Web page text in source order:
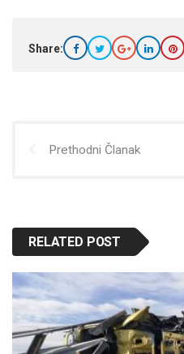
Share:
Prethodni Članak
RELATED POST